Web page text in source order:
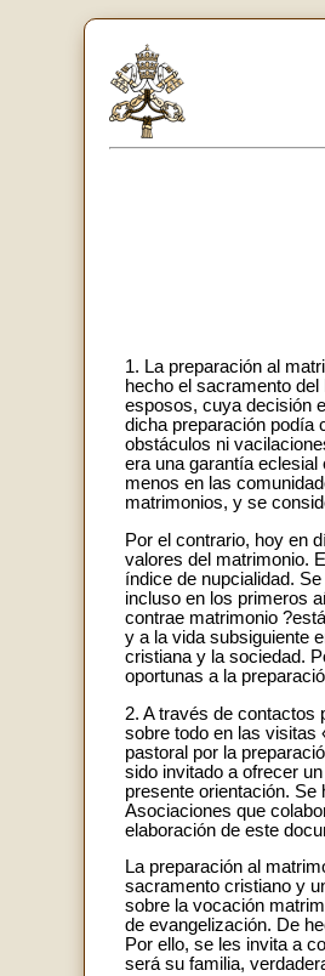
1. La preparación al
hecho el sacramento
esposos, cuya decisión
dicha preparación podía
obstáculos ni
era una garantía
menos en las
matrimonios, y se
Por el contrario, hoy en
valores del matrimonio.
índice de nupcialidad.
incluso en los primeros
contrae matrimonio
y a la vida subsiguiente
cristiana y la sociedad.
oportunas a la
2. A través de
sobre todo en las visitas
pastoral por la
sido invitado a ofrecer
presente orientación.
Asociaciones que
elaboración de este
La preparación al
sacramento cristiano y
sobre la vocación
de evangelización. De
Por ello, se les invita a
será su familia,